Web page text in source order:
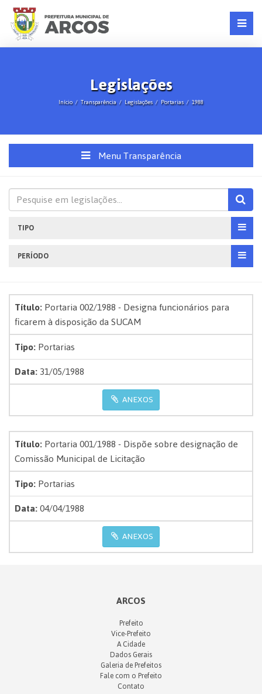
Legislações
Início Transparência Legislações Portarias 1988
Menu Transparência
TIPO
PERÍODO
Título:Portaria 002/1988 - Designa funcionários para
ficarem à disposição da SUCAM
Tipo:Portarias
Data:31/05/1988
ANEXOS
Título:Portaria 001/1988 - Dispõe sobre designação de
Comissão Municipal de Licitação
Tipo:Portarias
Data:04/04/1988
ANEXOS
ARCOS
Prefeito
Vice-Prefeito
A Cidade
Dados Gerais
Galeria de Prefeitos
Fale com o Prefeito
Contato